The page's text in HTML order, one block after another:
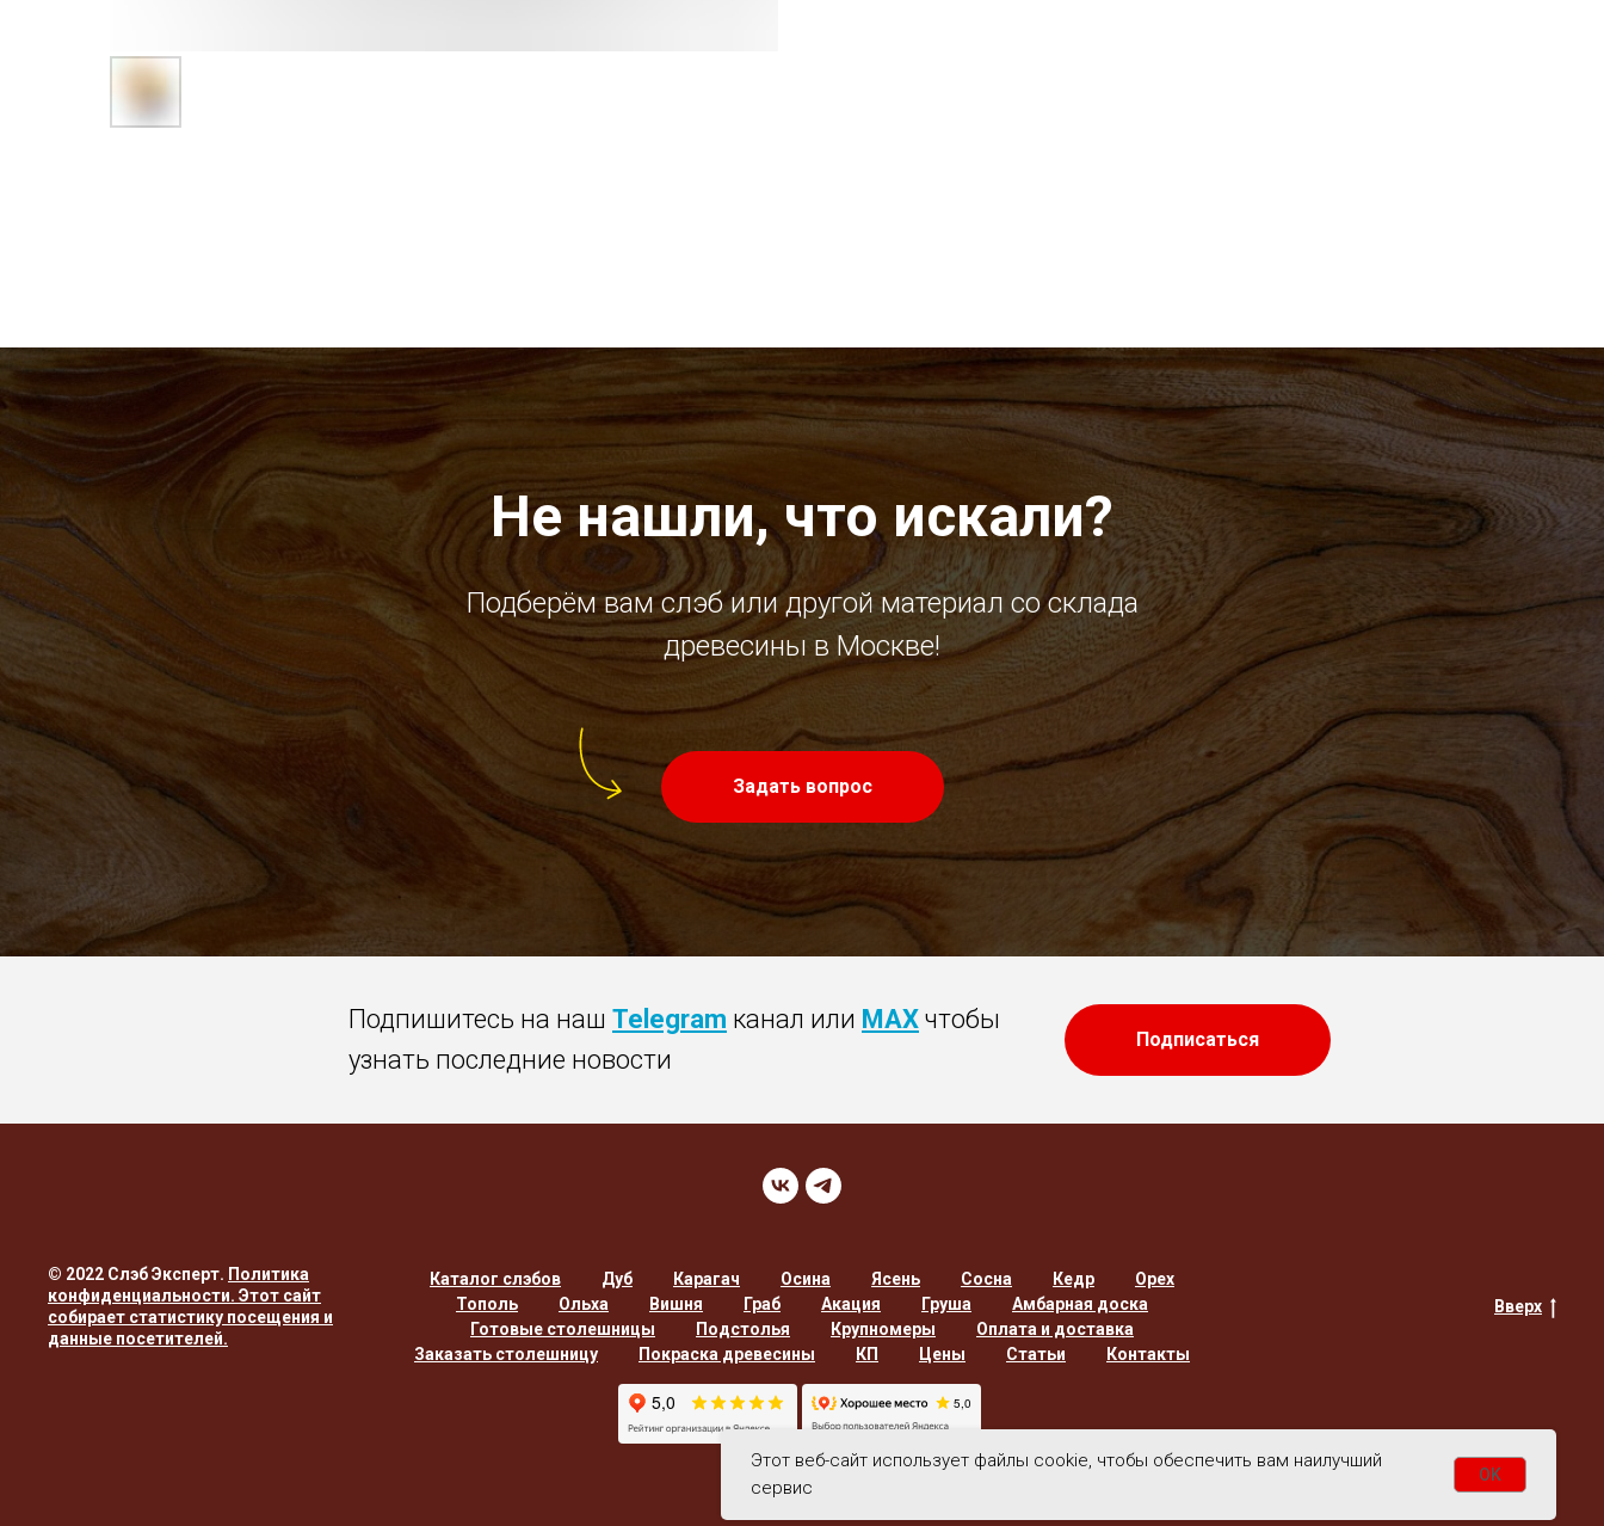
Не нашли, что искали?
Подберём вам слэб или другой материал со склада
древесины в Москве!
Задать вопрос
Подпишитесь на наш Telegram канал или MAX чтобы
узнать последние новости
Подписаться
© 2022 Слэб Эксперт. Политика
конфиденциальности. Этот сайт
собирает статистику посещения и
данные посетителей.
Каталог слэбов Дуб Карагач Осина Ясень Сосна Кедр
Орех
Тополь
Ольха Вишня Граб Акация Груша
Амбарная доска
Готовые столешницы
Подстолья Крупномеры
Оплата и доставка
Заказать столешницу
Покраска древесины КП Цены Статьи Контакты
Вверх
Этот веб-сайт использует файлы cookie, чтобы обеспечить вам наилучший
сервис
OK